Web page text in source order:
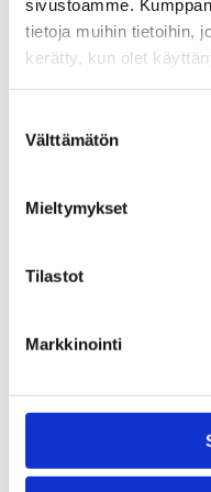
sivustoamme.
tietoja muihin tietoihin,
kerätty, kun olet
valinta
Välttämätön
Mieltymykset
Tilastot
Markkinointi